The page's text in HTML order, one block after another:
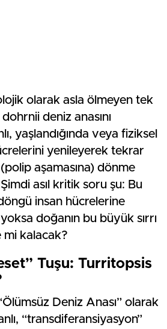
olarak asla ölmeyen tek
deniz anasını
yaşlandığında veya fiziksel
yenileyerek tekrar
aşamasına) dönme
asıl kritik soru şu: Bu
insan hücrelerine
doğanın bu büyük sırrı
mi kalacak?
Tuşu: Turritopsis
Deniz Anası” olarak
“transdiferansiyasyon”